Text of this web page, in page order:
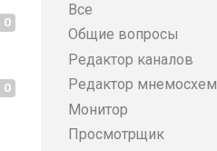
0
0
Все
Общие вопросы
Редактор каналов
Редактор мнемосхем
Монитор
Просмотрщик